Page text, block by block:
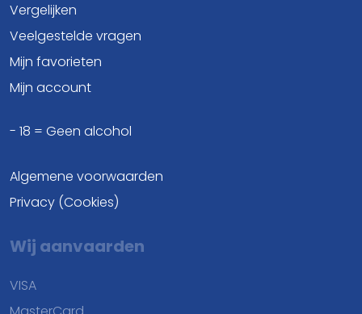
Vergelijken
Veelgestelde vragen
Mijn favorieten
Mijn account
- 18 = Geen alcohol
Algemene voorwaarden
Privacy (Cookies)
Wij aanvaarden
VISA